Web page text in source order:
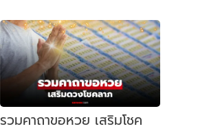
รวมคาถาขอหวย เสริมโชค